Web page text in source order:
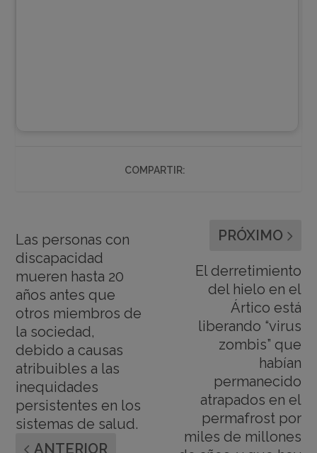
COMPARTIR:
Las personas con
discapacidad
mueren hasta 20
años antes que
otros miembros de
la sociedad,
debido a causas
atribuibles a las
inequidades
persistentes en los
sistemas de salud.
ANTERIOR
PRÓXIMO
El derretimiento
del hielo en el
Ártico está
liberando “virus
zombis” que
habían
permanecido
atrapados en el
permafrost por
miles de millones